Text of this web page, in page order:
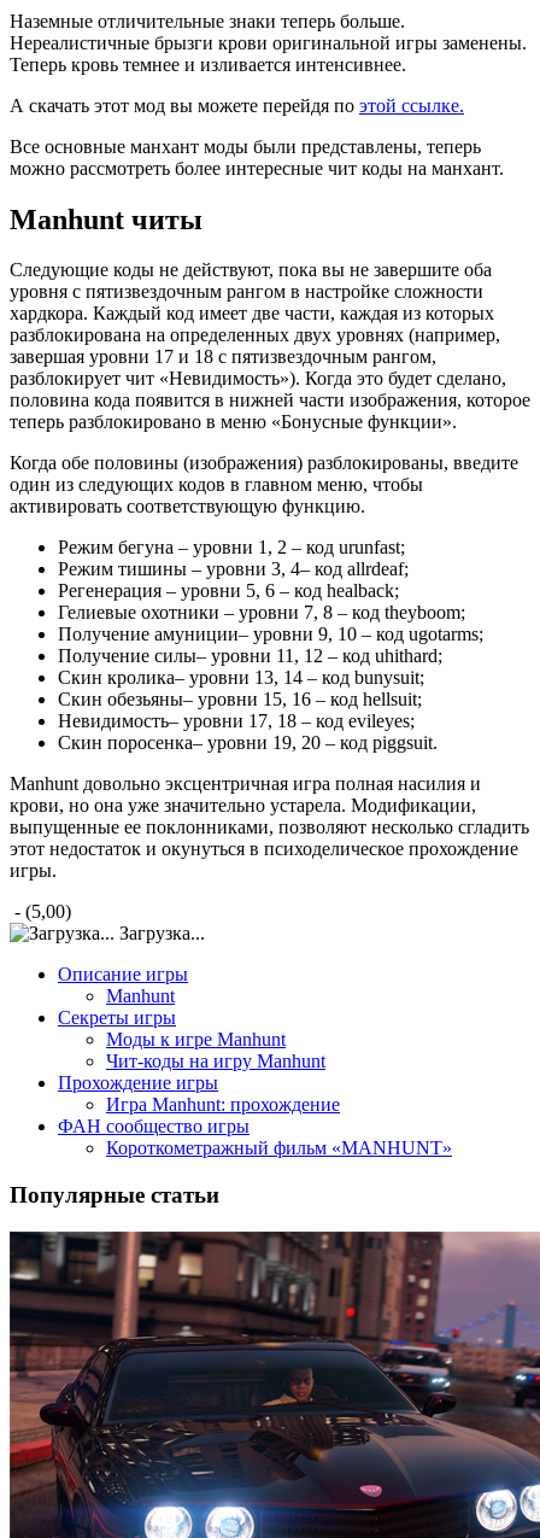
Наземные отличительные знаки теперь больше.
Нереалистичные брызги крови оригинальной игры заменены.
Теперь кровь темнее и изливается интенсивнее.
А скачать этот мод вы можете перейдя по этой ссылке.
Все основные манхант моды были представлены, теперь
можно рассмотреть более интересные чит коды на манхант.
Manhunt читы
Следующие коды не действуют, пока вы не завершите оба
уровня с пятизвездочным рангом в настройке сложности
хардкора. Каждый код имеет две части, каждая из которых
разблокирована на определенных двух уровнях (например,
завершая уровни 17 и 18 с пятизвездочным рангом,
разблокирует чит «Невидимость»). Когда это будет сделано,
половина кода появится в нижней части изображения, которое
теперь разблокировано в меню «Бонусные функции».
Когда обе половины (изображения) разблокированы, введите
один из следующих кодов в главном меню, чтобы
активировать соответствующую функцию.
Режим бегуна – уровни 1, 2 – код urunfast;
Режим тишины – уровни 3, 4– код allrdeaf;
Регенерация – уровни 5, 6 – код healback;
Гелиевые охотники – уровни 7, 8 – код theyboom;
Получение амуниции– уровни 9, 10 – код ugotarms;
Получение силы– уровни 11, 12 – код uhithard;
Скин кролика– уровни 13, 14 – код bunysuit;
Скин обезьяны– уровни 15, 16 – код hellsuit;
Невидимость– уровни 17, 18 – код evileyes;
Скин поросенка– уровни 19, 20 – код piggsuit.
Manhunt довольно эксцентричная игра полная насилия и
крови, но она уже значительно устарела. Модификации,
выпущенные ее поклонниками, позволяют несколько сгладить
этот недостаток и окунуться в психоделическое прохождение
игры.
- (5,00)
Загрузка...
Описание игры
Manhunt
Секреты игры
Моды к игре Manhunt
Чит-коды на игру Manhunt
Прохождение игры
Игра Manhunt: прохождение
ФАН сообщество игры
Короткометражный фильм «MANHUNT»
Популярные статьи